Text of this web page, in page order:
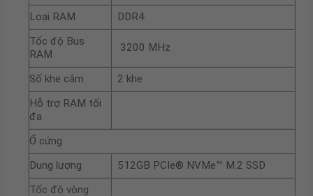
Loại RAM
DDR4
Tốc độ Bus
RAM
3200 MHz
Số khe cắm
2 khe
Hỗ trợ RAM tối
đa
Ổ cứng
Dung lượng
512GB PCIe® NVMe™ M.2 SSD
Tốc độ vòng